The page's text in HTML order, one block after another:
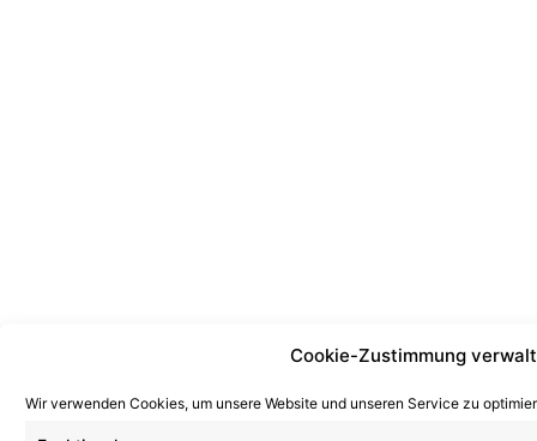
Cookie-Zustimmung
Wir verwenden Cookies, um unsere Website und unseren Service zu